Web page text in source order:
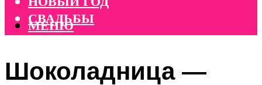
СВАДЬБЫ
МЕНЮ
Шоколадница —